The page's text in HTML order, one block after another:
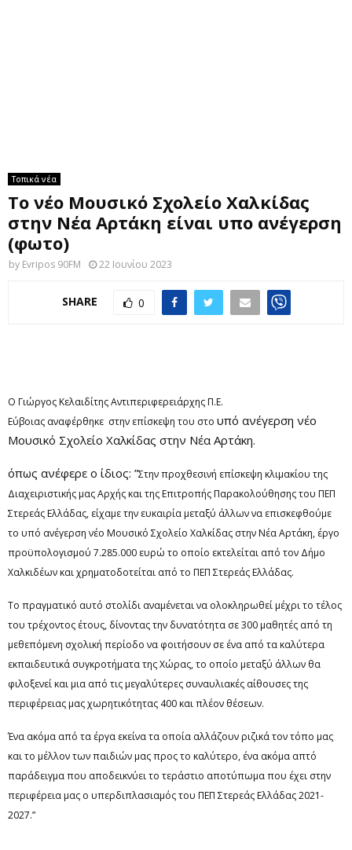
Τοπικά νέα
Το νέο Μουσικό Σχολείο Χαλκίδας
στην Νέα Αρτάκη είναι υπο ανέγερση
(φωτο)
by Evripos 90FM 22 Ιουνίου 2023
SHARE 0
Ο Γιώργος Κελαιδίτης Αντιπεριφερειάρχης Π.Ε.
Εύβοιας αναφέρθηκε στην επίσκεψη του στο υπό ανέγερση νέο
Μουσικό Σχολείο Χαλκίδας στην Νέα Αρτάκη.
όπως ανέφερε ο ίδιος: ”Στην προχθεσινή επίσκεψη κλιμακίου της
Διαχειριστικής μας Αρχής και της Επιτροπής Παρακολούθησης του ΠΕΠ
Στερεάς Ελλάδας, είχαμε την ευκαιρία μεταξύ άλλων να επισκεφθούμε
το υπό ανέγερση νέο Μουσικό Σχολείο Χαλκίδας στην Νέα Αρτάκη, έργο
προϋπολογισμού 7.285.000 ευρώ το οποίο εκτελείται από τον Δήμο
Χαλκιδέων και χρηματοδοτείται από το ΠΕΠ Στερεάς Ελλάδας.
Το πραγματικό αυτό στολίδι αναμένεται να ολοκληρωθεί μέχρι το τέλος
του τρέχοντος έτους, δίνοντας την δυνατότητα σε 300 μαθητές από τη
μεθεπόμενη σχολική περίοδο να φοιτήσουν σε ένα από τα καλύτερα
εκπαιδευτικά συγκροτήματα της Χώρας, το οποίο μεταξύ άλλων θα
φιλοξενεί και μια από τις μεγαλύτερες συναυλιακές αίθουσες της
περιφέρειας μας χωρητικότητας 400 και πλέον θέσεων.
Ένα ακόμα από τα έργα εκείνα τα οποία αλλάζουν ριζικά τον τόπο μας
και το μέλλον των παιδιών μας προς το καλύτερο, ένα ακόμα απτό
παράδειγμα που αποδεικνύει το τεράστιο αποτύπωμα που έχει στην
περιφέρεια μας ο υπερδιπλασιαμός του ΠΕΠ Στερεάς Ελλάδας 2021-
2027.”